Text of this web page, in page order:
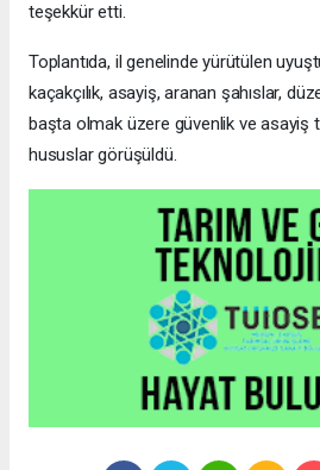
teşekkür etti.
Toplantıda, il genelinde yürütülen
kaçakçılık, asayiş, aranan şahıslar,
başta olmak üzere güvenlik ve asayiş
hususlar görüşüldü.